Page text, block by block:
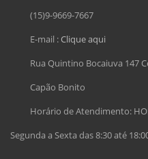
(15)9-9669-7667
E-mail :Clique aqui
Rua Quintino Bocaiuva 147
Capão Bonito
Horário de Atendimento:
Segunda a Sexta das 8:30 até